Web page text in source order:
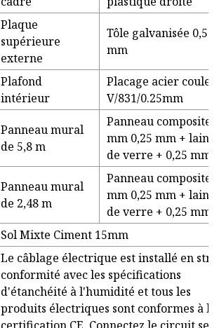
Plaque
supérieure
externe
Tôle galvanisée 0,5
mm
Plafond
intérieur
Placage acier
V/831/0.25mm
Panneau mural
de 5,8 m
Panneau composite
mm 0,25 mm + laine
de verre + 0,25 mm
Panneau mural
de 2,48 m
Panneau composite
mm 0,25 mm + laine
de verre + 0,25 mm
Sol Mixte Ciment 15mm
Le câblage électrique est installé en
conformité avec les spécifications
d'étanchéité à l'humidité et tous les
produits électriques sont conformes à la